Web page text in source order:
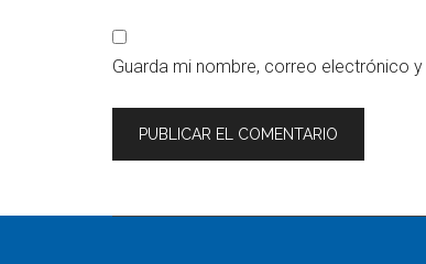
Guarda mi nombre, correo electrónico